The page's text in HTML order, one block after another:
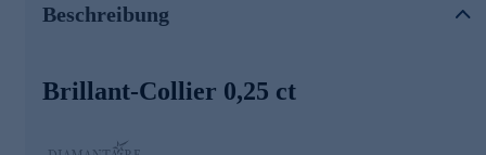
Vollschliff mit guter Schliffqualität veredelt und in filigranen
von ca. 0,25 ct und entfalten bei jedem Lichteinfall ein
faszinierendes Feuer. Die zarte Kette aus Platin 950 hat eine
Verlängerung von 5 cm, sodass Sie die Länge individuell
Beschreibung
Brillant-Collier 0,25 ct